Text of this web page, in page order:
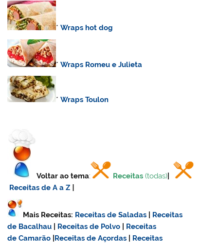
*Wraps hot dog
*Wraps Romeu e Julieta
*Wraps Toulon
Voltar ao tema: Receitas (todas)
Receitas de A a Z
Mais Receitas: Receitas de Saladas
Receitas
de Bacalhau
Receitas de Polvo
Receitas
de Camarão Receitas de Açordas
Receitas